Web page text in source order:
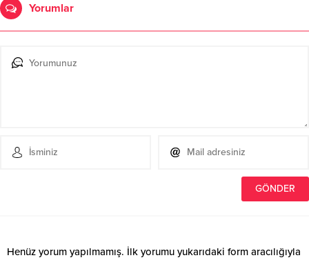
Yorumlar
Henüz yorum yapılmamış. İlk yorumu yukarıdaki form aracılığıyla